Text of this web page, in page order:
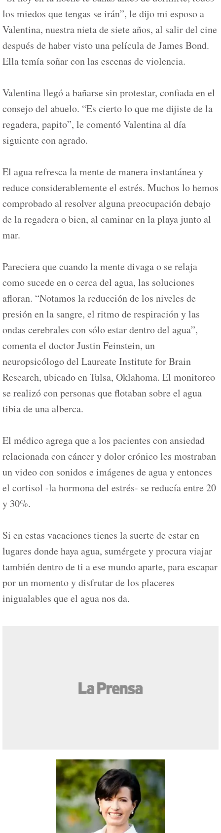
los miedos que tengas se irán”, le dijo mi esposo a
Valentina, nuestra nieta de siete años, al salir del cine
después de haber visto una película de James Bond.
Ella temía soñar con las escenas de violencia.
Valentina llegó a bañarse sin protestar, confiada en el
consejo del abuelo. “Es cierto lo que me dijiste de la
regadera, papito”, le comentó Valentina al día
siguiente con agrado.
El agua refresca la mente de manera instantánea y
reduce considerablemente el estrés. Muchos lo hemos
comprobado al resolver alguna preocupación debajo
de la regadera o bien, al caminar en la playa junto al
mar.
Pareciera que cuando la mente divaga o se relaja
como sucede en o cerca del agua, las soluciones
afloran. “Notamos la reducción de los niveles de
presión en la sangre, el ritmo de respiración y las
ondas cerebrales con sólo estar dentro del agua”,
comenta el doctor Justin Feinstein, un
neuropsicólogo del Laureate Institute for Brain
Research, ubicado en Tulsa, Oklahoma. El monitoreo
se realizó con personas que flotaban sobre el agua
tibia de una alberca.
El médico agrega que a los pacientes con ansiedad
relacionada con cáncer y dolor crónico les mostraban
un video con sonidos e imágenes de agua y entonces
el cortisol -la hormona del estrés- se reducía entre 20
y 30%.
Si en estas vacaciones tienes la suerte de estar en
lugares donde haya agua, sumérgete y procura viajar
también dentro de ti a ese mundo aparte, para escapar
por un momento y disfrutar de los placeres
inigualables que el agua nos da.